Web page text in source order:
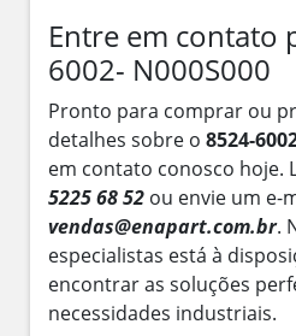
Entre em contato
6002- N000S000
Pronto para comprar ou
detalhes sobre o 8524-
em contato conosco hoje.
5225 68 52 ou envie um e-
vendas@enapart.com.br.
especialistas está à
encontrar as soluções
necessidades industriais.